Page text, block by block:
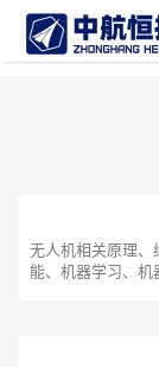
无人机相关原理、
能、机器学习、